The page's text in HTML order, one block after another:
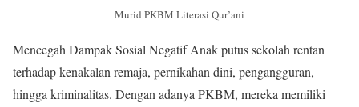
Murid PKBM Literasi Qur’ani
Mencegah Dampak Sosial Negatif Anak putus sekolah rentan
terhadap kenakalan remaja, pernikahan dini, pengangguran,
hingga kriminalitas. Dengan adanya PKBM, mereka memiliki